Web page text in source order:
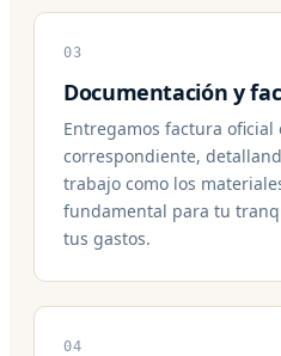
03
Documentación y
Entregamos factura oficial
correspondiente,
trabajo como los
fundamental para tu
tus gastos.
04